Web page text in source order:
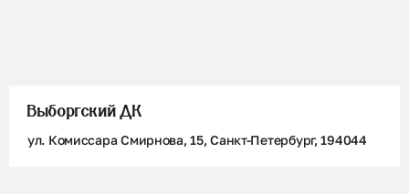
Выборгский ДК
ул. Комиссара Смирнова, 15, Санкт-Петербург, 194044